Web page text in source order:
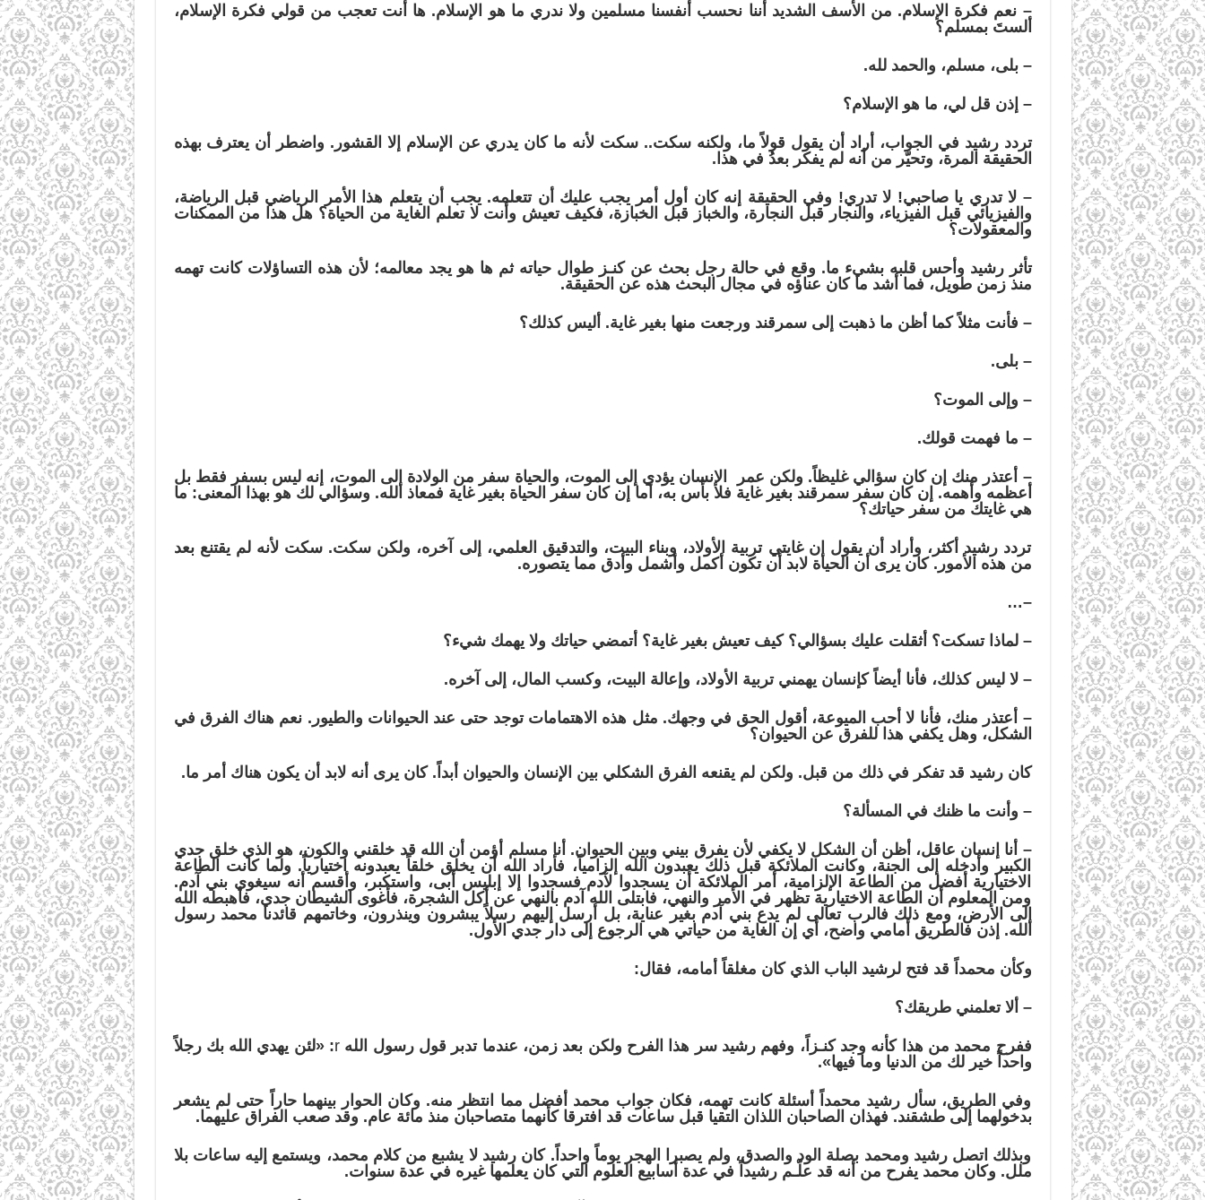
– نعم فكرة الإسلام. من الأسف الشديد أننا نحسب أنفسنا مسلمين ولا ندري ما هو الإسلام. ها أنت تعجب من قولي فكرة الإسلام،
ألستَ بمسلم؟
– بلى، مسلم، والحمد لله.
– إذن قل لي، ما هو الإسلام؟
تردد رشيد في الجواب، أراد أن يقول قولاً ما، ولكنه سكت.. سكت لأنه ما كان يدري عن الإسلام إلا القشور. واضطر أن يعترف بهذه
الحقيقة المرة، وتحيّر من أنه لم يفكر بعدُ في هذا.
– لا تدري يا صاحبي! لا تدري! وفي الحقيقة إنه كان أول أمر يجب عليك أن تتعلمه. يجب أن يتعلم هذا الأمر الرياضي قبل الرياضة،
والفيزيائي قبل الفيزياء، والنجار قبل النجارة، والخباز قبل الخبازة، فكيف تعيش وأنت لا تعلم الغاية من الحياة؟ هل هذا من الممكنات
والمعقولات؟
تأثر رشيد وأحس قلبه بشيء ما. وقع في حالة رجل بحث عن كنـز طوال حياته ثم ها هو يجد معالمه؛ لأن هذه التساؤلات كانت تهمه
منذ زمن طويل، فما أشد ما كان عناؤه في مجال البحث هذه عن الحقيقة.
– فأنت مثلاً كما أظن ما ذهبت إلى سمرقند ورجعت منها بغير غاية. أليس كذلك؟
– بلى.
– وإلى الموت؟
– ما فهمت قولك.
– أعتذر منك إن كان سؤالي غليظاً. ولكن عمر الإنسان يؤدي إلى الموت، والحياة سفر من الولادة إلى الموت، إنه ليس بسفر فقط بل
أعظمه وأهمه. إن كان سفر سمرقند بغير غاية فلا بأس به، أما إن كان سفر الحياة بغير غاية فمعاذ الله. وسؤالي لك هو بهذا المعنى: ما
هي غايتك من سفر حياتك؟
تردد رشيد أكثر، وأراد أن يقول إن غايتي تربية الأولاد، وبناء البيت، والتدقيق العلمي، إلى آخره، ولكن سكت. سكت لأنه لم يقتنع بعد
من هذه الأمور. كان يرى أن الحياة لابد أن تكون أكمل وأشمل وأدق مما يتصوره.
–
…
– لماذا تسكت؟ أثقلت عليك بسؤالي؟ كيف تعيش بغير غاية؟ أتمضي حياتك ولا يهمك شيء؟
– لا ليس كذلك، فأنا أيضاً كإنسان يهمني تربية الأولاد، وإعالة البيت، وكسب المال، إلى آخره.
– أعتذر منك، فأنا لا أحب الميوعة، أقول الحق في وجهك. مثل هذه الاهتمامات توجد حتى عند الحيوانات والطيور. نعم هناك الفرق في
الشكل، وهل يكفي هذا للفرق عن الحيوان؟
كان رشيد قد تفكر في ذلك من قبل. ولكن لم يقنعه الفرق الشكلي بين الإنسان والحيوان أبداً. كان يرى أنه لابد أن يكون هناك أمر ما.
– وأنت ما ظنك في المسألة؟
– أنا إنسان عاقل، أظن أن الشكل لا يكفي لأن يفرق بيني وبين الحيوان. أنا مسلم أؤمن أن الله قد خلقني والكون، هو الذي خلق جدي
الكبير وأدخله إلى الجنة، وكانت الملائكة قبل ذلك يعبدون الله إلزامياً، فأراد الله أن يخلق خلقاً يعبدونه اختيارياً. ولما كانت الطاعة
الاختيارية أفضل من الطاعة الإلزامية، أمر الملائكة أن يسجدوا لآدم فسجدوا إلا إبليس أبى، واستكبر، وأقسم أنه سيغوي بني آدم.
ومن المعلوم أن الطاعة الاختيارية تظهر في الأمر والنهي، فابتلى الله آدم بالنهي عن أكل الشجرة، فأغوى الشيطان جدي، فأهبطه الله
إلى الأرض، ومع ذلك فالرب تعالى لم يدع بني آدم بغير عناية، بل أرسل إليهم رسلاً يبشرون وينذرون، وخاتمهم قائدنا محمد رسول
الله. إذن فالطريق أمامي واضح، أي إن الغاية من حياتي هي الرجوع إلى دار جدي الأول.
وكأن محمداً قد فتح لرشيد الباب الذي كان مغلقاً أمامه، فقال:
– ألا تعلمني طريقك؟
ففرح محمد من هذا كأنه وجد كنـزاً، وفهم رشيد سر هذا الفرح ولكن بعد زمن، عندما تدبر قول رسول الله r
:
«لئن يهدي الله بك رجلاً
واحداً خير لك من الدنيا وما فيها»
.
وفي الطريق، سأل رشيد محمداً أسئلة كانت تهمه، فكان جواب محمد أفضل مما انتظر منه. وكان الحوار بينهما حاراً حتى لم يشعر
بدخولهما إلى طشقند. فهذان الصاحبان اللذان التقيا قبل ساعات قد افترقا كأنهما متصاحبان منذ مائة عام. وقد صعب الفراق عليهما.
وبذلك اتصل رشيد ومحمد بصلة الود والصدق، ولم يصبرا الهجر يوماً واحداً. كان رشيد لا يشبع من كلام محمد، ويستمع إليه ساعات بلا
ملل. وكان محمد يفرح من أنه قد علّـم رشيداً في عدة أسابيع العلوم التي كان يعلمها غيره في عدة سنوات.